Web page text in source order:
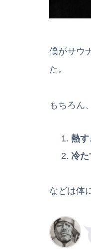
僕がサウ
た。
もちろん、
熱す
冷た
などは体